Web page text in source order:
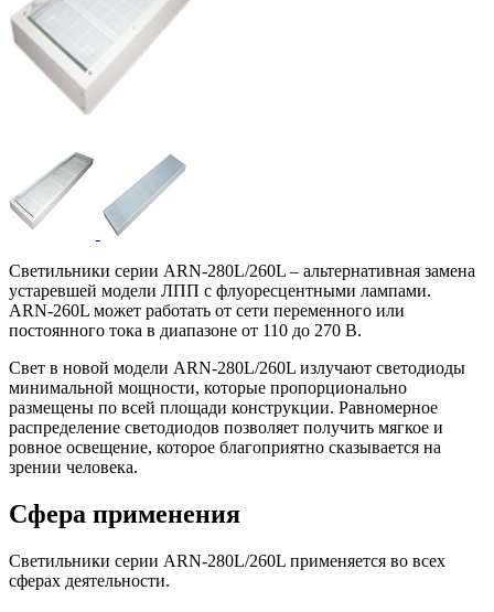
Светильники серии ARN-280L/260L – альтернативная замена
устаревшей модели ЛПП с флуоресцентными лампами.
ARN-260L может работать от сети переменного или
постоянного тока в диапазоне от 110 до 270 В.
Свет в новой модели ARN-280L/260L излучают светодиоды
минимальной мощности, которые пропорционально
размещены по всей площади конструкции. Равномерное
распределение светодиодов позволяет получить мягкое и
ровное освещение, которое благоприятно сказывается на
зрении человека.
Сфера применения
Светильники серии ARN-280L/260L применяется во всех
сферах деятельности.